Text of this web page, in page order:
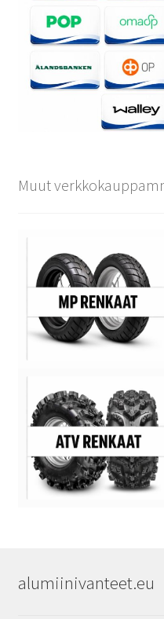
Muut
alumiinivanteet.eu